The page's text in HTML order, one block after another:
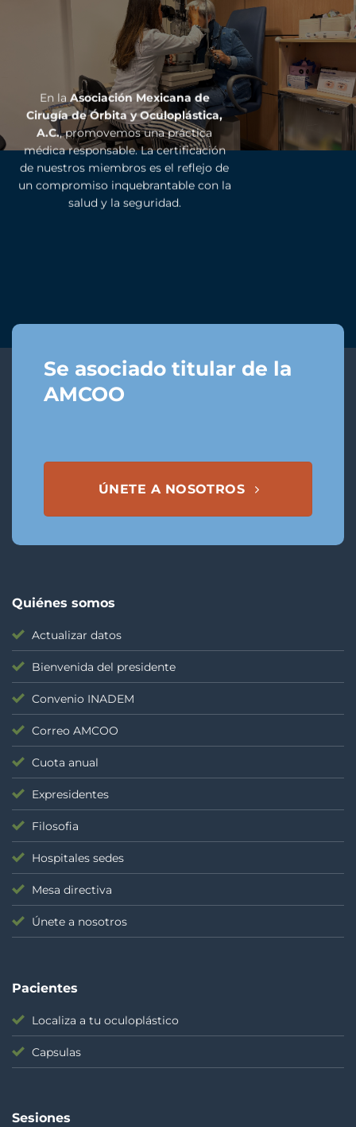
En la Asociación Mexicana de
Cirugía de Órbita y Oculoplástica,
A.C., promovemos una práctica
médica responsable. La certificación
de nuestros miembros es el reflejo de
un compromiso inquebrantable con la
salud y la seguridad.
Se asociado titular de la
AMCOO
ÚNETE A NOSOTROS
Quiénes somos
Actualizar datos
Bienvenida del presidente
Convenio INADEM
Correo AMCOO
Cuota anual
Expresidentes
Filosofia
Hospitales sedes
Mesa directiva
Únete a nosotros
Pacientes
Localiza a tu oculoplástico
Capsulas
Sesiones